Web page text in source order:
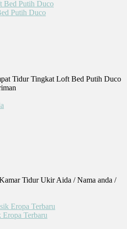
Putih Duco
Tidur Tingkat Loft Bed Putih Duco
Tidur Ukir Aida / Nama anda /
Terbaru